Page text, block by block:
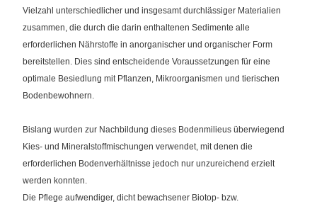
Vielzahl unterschiedlicher und insgesamt durchlässiger Materialien
zusammen, die durch die darin enthaltenen Sedimente alle
erforderlichen Nährstoffe in anorganischer und organischer Form
bereitstellen. Dies sind entscheidende Voraussetzungen für eine
optimale Besiedlung mit Pflanzen, Mikroorganismen und tierischen
Bodenbewohnern.
Bislang wurden zur Nachbildung dieses Bodenmilieus überwiegend
Kies- und Mineralstoffmischungen verwendet, mit denen die
erforderlichen Bodenverhältnisse jedoch nur unzureichend erzielt
werden konnten.
Die Pflege aufwendiger, dicht bewachsener Biotop- bzw.